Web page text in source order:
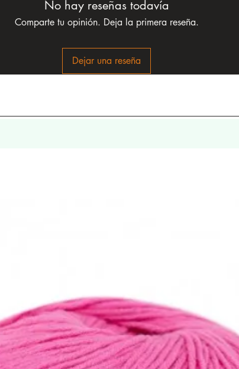
No hay reseñas todavía
Comparte tu opinión. Deja la primera reseña.
Dejar una reseña